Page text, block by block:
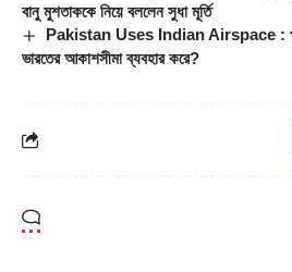
বানু মুশতাককে নিয়ে বললেন সুধা মূর্তি
Pakistan Uses Indian Airspace :
ভারতের আকাশসীমা ব্যবহার করে?